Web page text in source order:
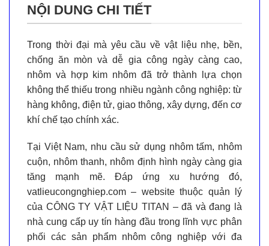
NỘI DUNG CHI TIẾT
Trong thời đại mà yêu cầu về vật liệu nhẹ, bền,
chống ăn mòn và dễ gia công ngày càng cao,
nhôm và hợp kim nhôm đã trở thành lựa chọn
không thể thiếu trong nhiều ngành công nghiệp: từ
hàng không, điện tử, giao thông, xây dựng, đến cơ
khí chế tạo chính xác.
Tại Việt Nam, nhu cầu sử dụng nhôm tấm, nhôm
cuộn, nhôm thanh, nhôm định hình ngày càng gia
tăng mạnh mẽ. Đáp ứng xu hướng đó,
vatlieucongnghiep.com – website thuộc quản lý
của CÔNG TY VẬT LIỆU TITAN – đã và đang là
nhà cung cấp uy tín hàng đầu trong lĩnh vực phân
phối các sản phẩm nhôm công nghiệp với đa